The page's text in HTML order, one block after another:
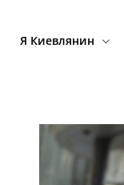
Я Киевлянин